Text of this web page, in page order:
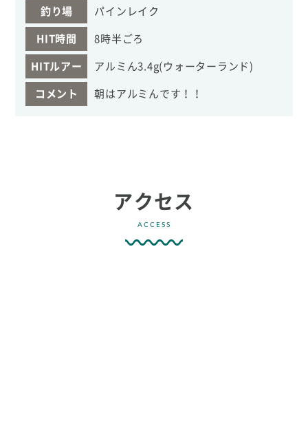
釣り場 パインレイク
HIT時間 8時半ごろ
HITルアー アルミん3.4g(ウォーターランド)
コメント 朝はアルミんです！！
アクセス
ACCESS